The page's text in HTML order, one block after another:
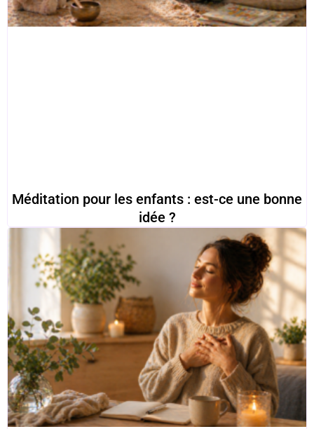
Méditation pour les enfants : est-ce une bonne
idée ?